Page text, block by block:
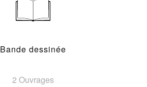
Bande dessinée
2 Ouvrages